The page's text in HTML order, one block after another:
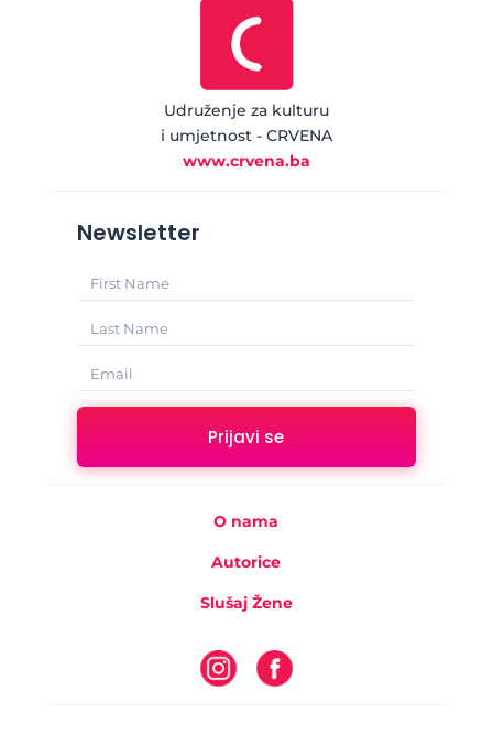
Udruženje za kulturu
i umjetnost - CRVENA
www.crvena.ba
Newsletter
Prijavi se
O nama
Autorice
Slušaj Žene